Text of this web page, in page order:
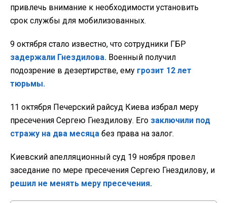
привлечь внимание к необходимости установить
срок службы для мобилизованных.
9 октября стало известно, что сотрудники ГБР
задержали Гнездилова. Военный получил
подозрение в дезертирстве, ему грозит 12 лет
тюрьмы.
11 октября Печерский райсуд Киева избрал меру
пресечения Сергею Гнездилову. Его заключили под
стражу на два месяца без права на залог.
Киевский апелляционный суд 19 ноября провел
заседание по мере пресечения Сергею Гнездилову, и
решил не менять меру пресечения.